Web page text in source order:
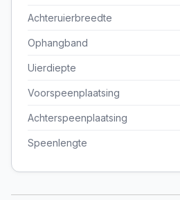
Achteruierbreedte
Ophangband
Uierdiepte
Voorspeenplaatsing
Achterspeenplaatsing
Speenlengte